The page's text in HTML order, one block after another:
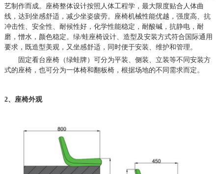
艺制作而成。座椅整体设计按照人体工程学，最大限度贴合人体曲
线，达到坐感舒适，减少坐姿疲劳。座椅机械性能优越，强度高、抗
冲击性、安全性、耐候性好，化学性能稳定，耐酸碱，抗静电，耐
磨，憎水，颜色稳定。绿/蛙座椅设计、造型及安装方式符合国际通用
要求，既造型美观，又坐感舒适，同时便于安装、维护和管理。
固定看台座椅（绿蛙牌）可分为平装、侧装、立装等不同安装方
式的座椅，也可分为一体椅和翻板椅，根据场地的不同需求而定。
2、座椅外观